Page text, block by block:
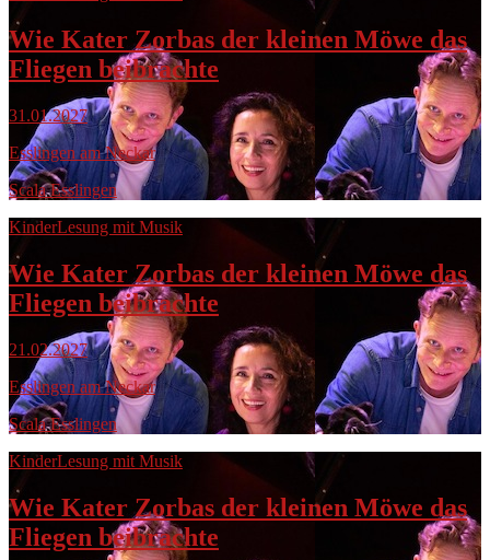
Wie Kater Zorbas der kleinen Möwe das
Fliegen beibrachte
31.01.2027
Esslingen am Neckar
Scala Esslingen
KinderLesung mit Musik
Wie Kater Zorbas der kleinen Möwe das
Fliegen beibrachte
21.02.2027
Esslingen am Neckar
Scala Esslingen
KinderLesung mit Musik
Wie Kater Zorbas der kleinen Möwe das
Fliegen beibrachte